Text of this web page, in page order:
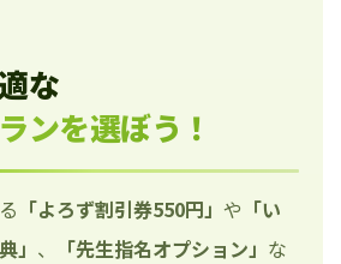
な
ンを選ぼう！
「よろず割引券550円」 や 「い
」 、 「先生指名オプション」 な